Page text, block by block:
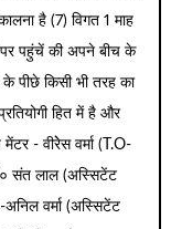
है (7) विगत 1 माह
पहुंचें की अपने बीच के
पीछे किसी भी तरह का
हित में है और
- वीरेेस वर्मा (T.O-
संत लाल (अस्सिटेंट
वर्मा (अस्सिटेंट